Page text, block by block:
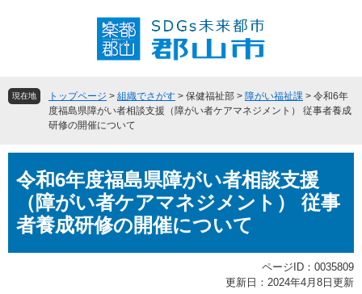
頭
飛現在地 トップページ > 組織でさがす > 保健福祉部 > 障がい福祉課 > 令和6年
度福島県障がい者相談支援（障がい者ケアマネジメント） 従事者養成
研修の開催について
文令和6年度福島県障がい者相談支援
（障がい者ケアマネジメント） 従事
者養成研修の開催について
ページID：0035809
更新日：2024年4月8日更新